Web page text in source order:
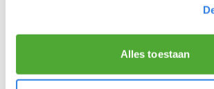
Alles toestaan